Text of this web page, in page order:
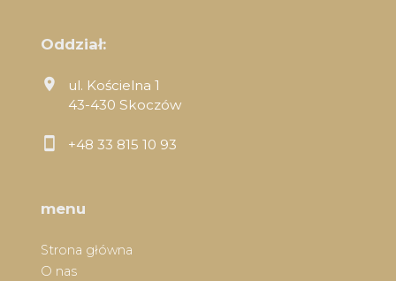
Oddział:
ul. Kościelna 1
43-430 Skoczów
+48 33 815 10 93
menu
Strona główna
O nas